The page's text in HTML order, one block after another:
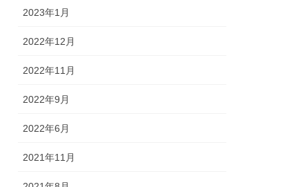
2023年1月
2022年12月
2022年11月
2022年9月
2022年6月
2021年11月